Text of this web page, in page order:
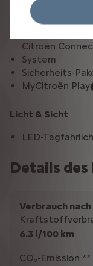
Elektrische
Citroën
System
Sicherheits-
MyCitroën Play
Licht & Sicht
LED-
Details des
Verbrauch nach
6.3 l/100 km
CO₂-Emission **